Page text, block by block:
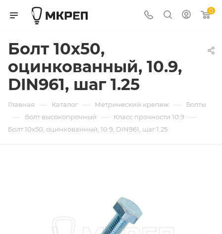
0
Болт 10х50,
оцинкованный, 10.9,
DIN961, шаг 1.25
Главная — Каталог — Метрический крепеж — Болты
— Болт высокопрочный — Класс прочности 10.9 —
Болт 10х50, оцинкованный, 10.9, DIN961, шаг 1.25